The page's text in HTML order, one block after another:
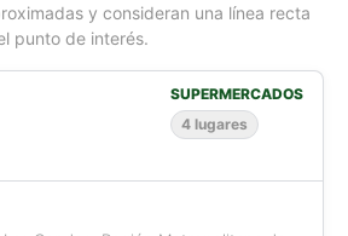
a confirmación. Gracias!
y consideran una línea recta
punto de interés.
SUPERMERCADOS
4 lugares